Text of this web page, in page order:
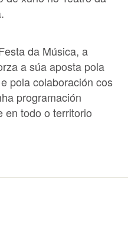
da Música, a
a súa aposta pola
pola colaboración cos
programación
en todo o territorio